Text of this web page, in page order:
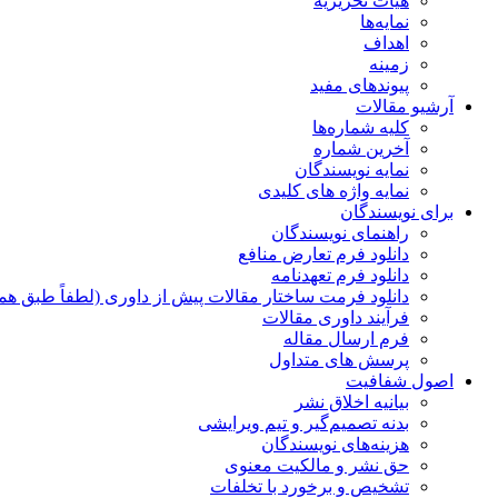
نمایه‌ها
اهداف
زمینه
پیوندهای مفید
آرشیو مقالات
کلیه شماره‌ها
آخرین شماره
نمایه نویسندگان
نمایه واژه های کلیدی
برای نویسندگان
راهنمای نویسندگان
دانلود فرم تعارض منافع
دانلود فرم تعهدنامه
دانلود فرمت ساختار مقالات پیش از داوری (لطفاً طبق
فرآیند داوری مقالات
فرم ارسال مقاله
پرسش های متداول
اصول شفافیت
بیانیه اخلاق نشر
بدنه تصمیم‌گیر و تیم ویرایشی
هزینه‌های نویسندگان
حق نشر و مالکیت معنوی
تشخیص و برخورد با تخلفات